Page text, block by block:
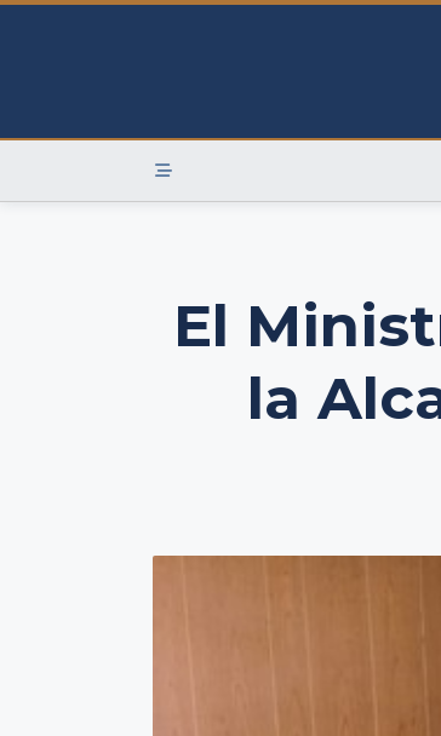
Skip
El
la